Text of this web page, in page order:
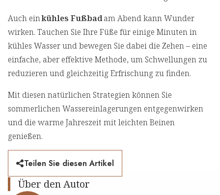
Auch einkühles Fußbadam Abend kann Wunder
wirken. Tauchen Sie Ihre Füße für einige Minuten in
kühles Wasser und bewegen Sie dabei die Zehen – eine
einfache, aber effektive Methode, um Schwellungen zu
reduzieren und gleichzeitig Erfrischung zu finden.
Mit diesen natürlichen Strategien können Sie
sommerlichen Wassereinlagerungen entgegenwirken
und die warme Jahreszeit mit leichten Beinen
genießen.
Teilen Sie diesen Artikel
Über den Autor